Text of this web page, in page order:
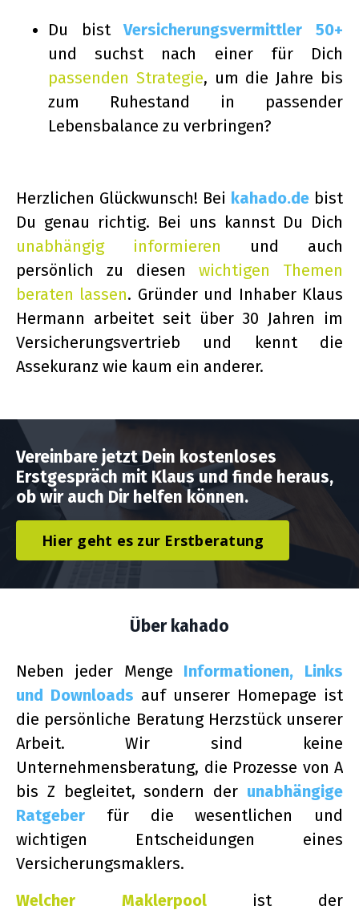
Du bistVersicherungsvermittler 50+
und suchst nach einer für Dich
passenden Strategie, um die Jahre bis
zum Ruhestand in passender
Lebensbalance zu verbringen?
Herzlichen Glückwunsch! Bei kahado.de bist
Du genau richtig. Bei uns kannst Du Dich
unabhängig informieren und auch
persönlich zu diesen wichtigen Themen
beraten lassen. Gründer und Inhaber Klaus
Hermann arbeitet seit über 30 Jahren im
Versicherungsvertrieb und kennt die
Assekuranz wie kaum ein anderer.
Vereinbare jetzt Dein kostenloses
Erstgespräch mit Klaus und finde heraus,
ob wir auch Dir helfen können.
Hier geht es zur Erstberatung
Über kahado
Neben jeder Menge
Informationen, Links
und Downloads auf unserer Homepage ist
die persönliche Beratung Herzstück unserer
Arbeit. Wir sind keine
Unternehmensberatung, die Prozesse von A
bis Z begleitet, sondern der unabhängige
Ratgeber
für die wesentlichen und
wichtigen Entscheidungen eines
Versicherungsmaklers.
Welcher Maklerpool
ist der